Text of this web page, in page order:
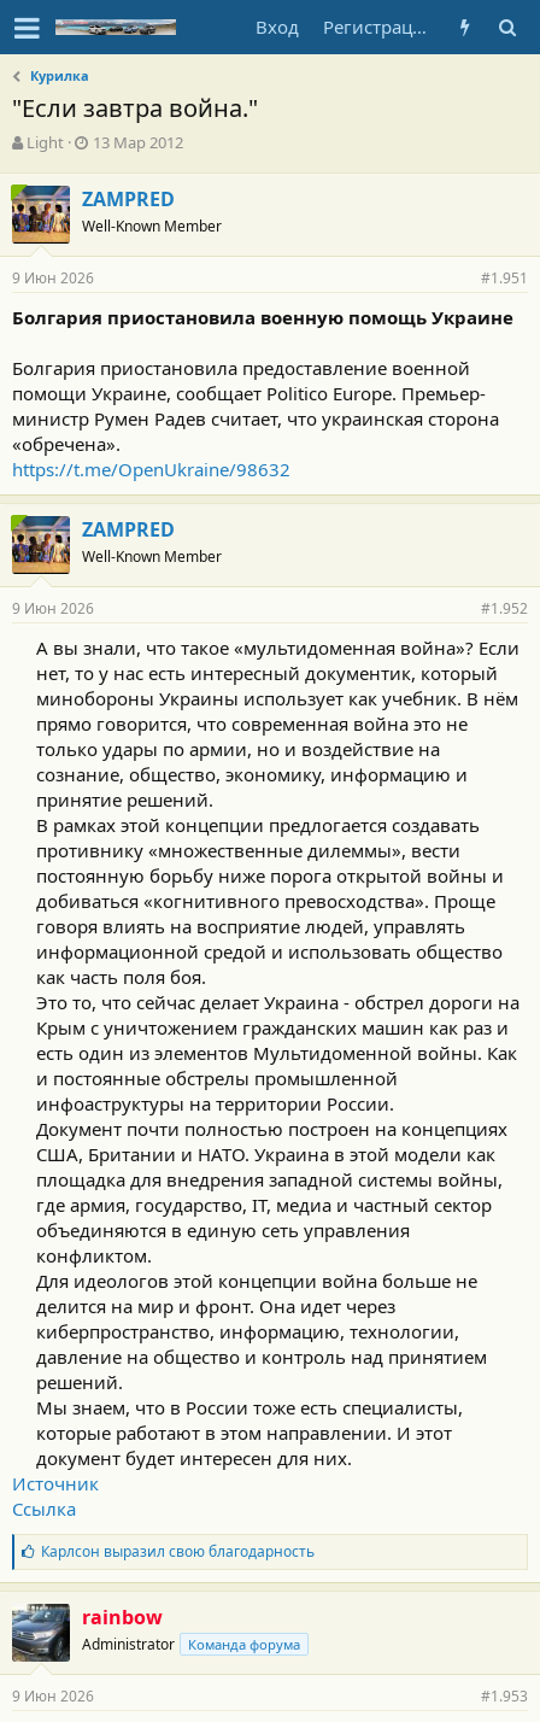
Вход Регистрация
Курилка
"Если завтра война."
А
т
о
р
т
е
м
ы
Light
Д
а
н
ч
а
л
13 Мар 2012
ZAMPRED
Well-Known Member
9 Июн 2026 #1.951
Болгария приостановила военную помощь Украине
Болгария приостановила предоставление военной
помощи Украине, сообщает Politico Europe. Премьер-
министр Румен Радев считает, что украинская сторона
«обречена».
https://t.me/OpenUkraine/98632
ZAMPRED
Well-Known Member
9 Июн 2026 #1.952
А вы знали, что такое «мультидоменная война»? Если
нет, то у нас есть интересный документик, который
минобороны Украины использует как учебник. В нём
прямо говорится, что современная война это не
только удары по армии, но и воздействие на
сознание, общество, экономику, информацию и
принятие решений.
В рамках этой концепции предлогается создавать
противнику «множественные дилеммы», вести
постоянную борьбу ниже порога открытой войны и
добиваться «когнитивного превосходства». Проще
говоря влиять на восприятие людей, управлять
информационной средой и использовать общество
как часть поля боя.
Это то, что сейчас делает Украина - обстрел дороги на
Крым с уничтожением гражданских машин как раз и
есть один из элементов Мультидоменной войны. Как
и постоянные обстрелы промышленной
инфоаструктуры на территории России.
Документ почти полностью построен на концепциях
США, Британии и НАТО. Украина в этой модели как
площадка для внедрения западной системы войны,
где армия, государство, IT, медиа и частный сектор
объединяются в единую сеть управления
конфликтом.
Для идеологов этой концепции война больше не
делится на мир и фронт. Она идет через
киберпространство, информацию, технологии,
давление на общество и контроль над принятием
решений.
Мы знаем, что в России тоже есть специалисты,
которые работают в этом направлении. И этот
документ будет интересен для них.​
Источник
Ссылка
Б
л
а
г
о
д
а
н
Карлсон выразил свою благодарность
rainbow
Administrator Команда форума
9 Июн 2026 #1.953